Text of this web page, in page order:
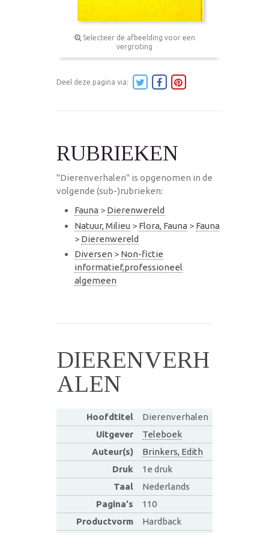
Selecteer de afbeelding voor een
vergroting
Deel deze pagina via:
RUBRIEKEN
"Dierenverhalen" is opgenomen in de
volgende (sub-)rubrieken:
Fauna > Dierenwereld
Natuur, Milieu > Flora, Fauna > Fauna
> Dierenwereld
Diversen > Non-fictie
informatief,professioneel
algemeen
DIERENVERH
ALEN
Hoofdtitel
Dierenverhalen
Uitgever
Teleboek
Auteur(s)
Brinkers, Edith
Druk
1e druk
Taal
Nederlands
Pagina's
110
Productvorm
Hardback